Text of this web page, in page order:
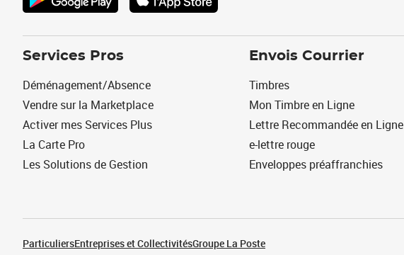
Services Pros
Déménagement/Absence
Vendre sur la Marketplace
Activer mes Services Plus
La Carte Pro
Les Solutions de Gestion
Envois Courrier
Timbres
Mon Timbre en Ligne
Lettre Recommandée en Ligne
e-lettre rouge
Enveloppes préaffranchies
ParticuliersEntreprises et CollectivitésGroupe La Poste